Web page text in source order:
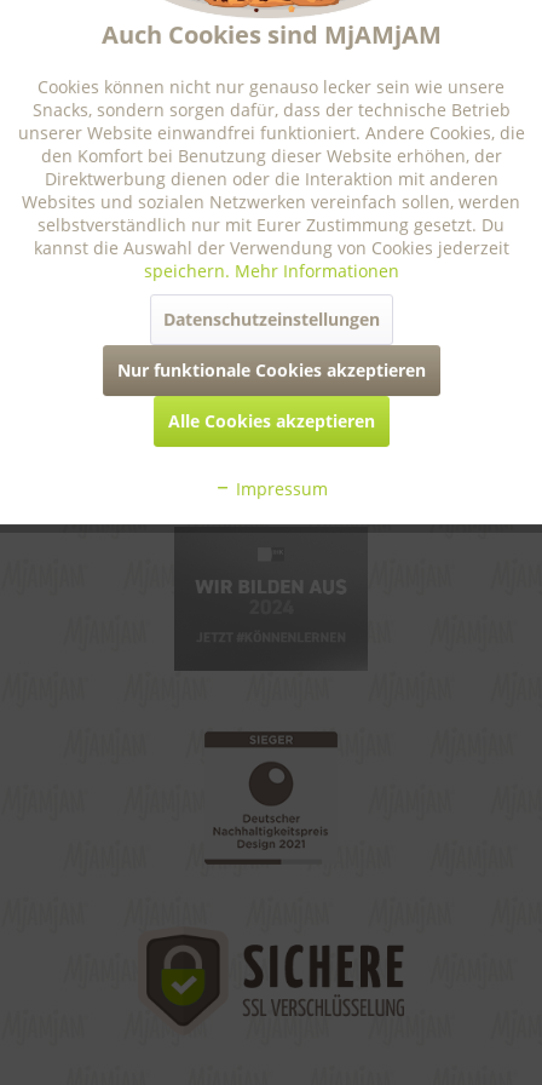
informationen
rechtliches
* Alle Preise inkl. gesetzl. Mehrwertsteuer zzgl.Versandkosten
Analytische Bestandteile
Auszeichnungen
Bedingungen für Rabattcodes
Karriere
Teilnahmebedingungen für Gewinnspiele
Cookie-Einstellungen
Der Hund FAQ
Alles über Insekt
Spar ABO Imagefilm
Kundenstimmen
So wird's lecker
Markenbotschafter
Tracking Aktiv
Personalisierung Aktiv
Service Aktiv
Auch Cookies sind MjAMjAM
Cookies können nicht nur genauso lecker sein wie unsere
Snacks, sondern sorgen dafür, dass der technische Betrieb
unserer Website einwandfrei funktioniert. Andere Cookies, die
den Komfort bei Benutzung dieser Website erhöhen, der
Direktwerbung dienen oder die Interaktion mit anderen
Websites und sozialen Netzwerken vereinfach sollen, werden
selbstverständlich nur mit Eurer Zustimmung gesetzt. Du
kannst die Auswahl der Verwendung von Cookies jederzeit
speichern. Mehr Informationen
Datenschutzeinstellungen
Nur funktionale Cookies akzeptieren
Alle Cookies akzeptieren
Impressum